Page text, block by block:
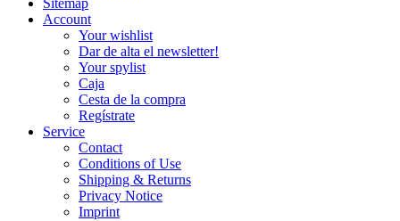
Sitemap
Account
Your wishlist
Dar de alta el newsletter!
Your spylist
Caja
Cesta de la compra
Regístrate
Service
Contact
Conditions of Use
Shipping & Returns
Privacy Notice
Imprint